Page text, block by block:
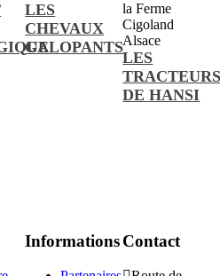
LES
CHEVAUX
GALOPANTS
LES
DE HANSI
InformationsContact